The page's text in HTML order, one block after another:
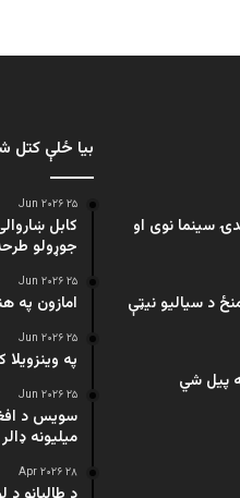
سینما نوی او
د سیالیو نیټې
بیا ځلې کتل
۲۵ Jun ۲۰۲۶
کابل
جوړولو
۲۵ Jun ۲۰۲۶
امازون په هند کې ۴۸ میلیارده
۲۵ Jun ۲۰۲۶
په وینزویلا
۲۵ Jun ۲۰۲۶
سویس د
میلیونه
۲۸ Apr ۲۰۲۶